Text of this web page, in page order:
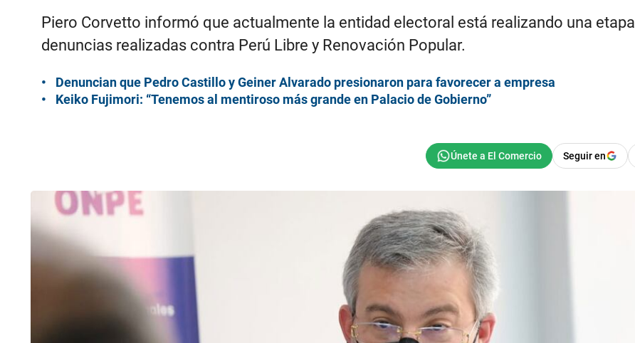
Piero Corvetto informó que actualmente la entidad electoral está realizando una
denuncias realizadas contra Perú Libre y Renovación Popular.
Denuncian que Pedro Castillo y Geiner Alvarado presionaron para favorecer a empresa
Keiko Fujimori: “Tenemos al mentiroso más grande en Palacio de Gobierno”
Seguir en